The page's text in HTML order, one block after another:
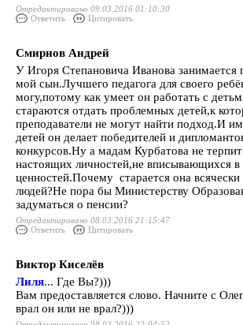
Отредактировано 09.03.2016 01:10:30
Ответить
Цитировать
Смирнов Андрей
У Игоря Степановича Иванова занимается
мой сын.Лучшего педагога для своего
могу,потому как умеет он работать с
стараются отдать проблемных детей,к
преподаватели не могут найти подход.И
детей он делает победителей и
конкурсов.Ну а мадам Курбатова не
настоящих личностей,не вписывающихся в
ценностей.Почему старается она всячески
людей?Не пора бы Министерству
задуматься о пенсии?
Отредактировано 08.03.2016 21:15:47
Ответить
Цитировать
Виктор Киселёв
Лиля... Где Вы?)))
Вам предоставляется слово. Начните с
врал он или не врал?)))